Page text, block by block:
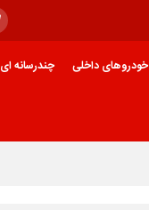
خودروهای داخلی چندرسانه ای